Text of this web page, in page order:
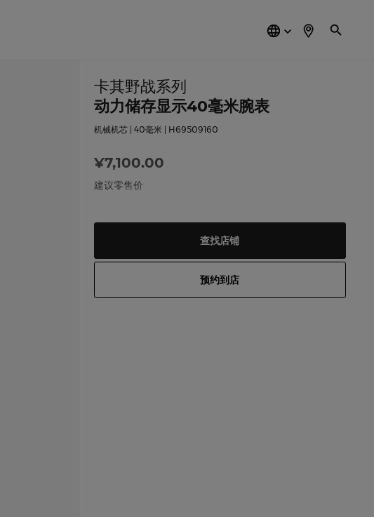
简
体
卡其野战系列
动力储存显示40毫米腕表
机械机芯 | 40毫米 | H69509160
¥7,100.00
建议零售价
查找店铺
预约到店